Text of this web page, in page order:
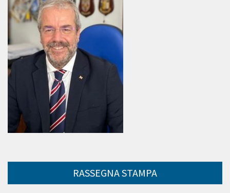
RASSEGNA STAMPA